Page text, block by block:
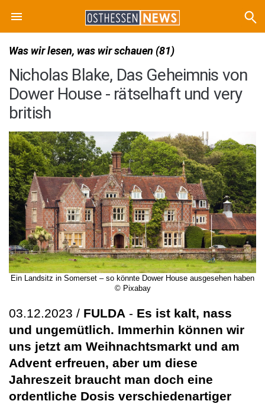
Was wir lesen, was wir schauen (81)
Nicholas Blake, Das Geheimnis von
Dower House - rätselhaft und very
british
Ein Landsitz in Somerset – so könnte Dower House ausgesehen haben
© Pixabay
03.12.2023 / FULDA - Es ist kalt, nass
und ungemütlich. Immerhin können wir
uns jetzt am Weihnachtsmarkt und am
Advent erfreuen, aber um diese
Jahreszeit braucht man doch eine
ordentliche Dosis verschiedenartiger